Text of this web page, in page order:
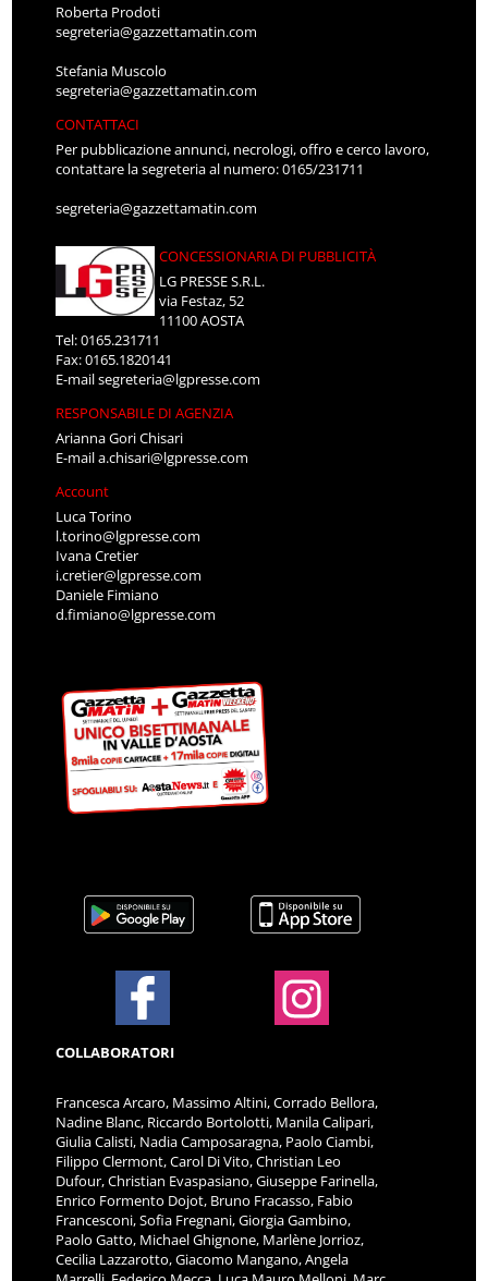
Roberta Prodoti
segreteria@gazzettamatin.com
Stefania Muscolo
segreteria@gazzettamatin.com
CONTATTACI
Per pubblicazione annunci, necrologi, offro e cerco lavoro,
contattare la segreteria al numero: 0165/231711
segreteria@gazzettamatin.com
CONCESSIONARIA DI PUBBLICITÀ
LG PRESSE S.R.L.
via Festaz, 52
11100 AOSTA
Tel: 0165.231711
Fax: 0165.1820141
E-mailsegreteria@lgpresse.com
RESPONSABILE DI AGENZIA
Arianna Gori Chisari
E-maila.chisari@lgpresse.com
Account
Luca Torino
l.torino@lgpresse.com
Ivana Cretier
i.cretier@lgpresse.com
Daniele Fimiano
d.fimiano@lgpresse.com
COLLABORATORI
Francesca Arcaro, Massimo Altini, Corrado Bellora,
Nadine Blanc, Riccardo Bortolotti, Manila Calipari,
Giulia Calisti, Nadia Camposaragna, Paolo Ciambi,
Filippo Clermont, Carol Di Vito, Christian Leo
Dufour, Christian Evaspasiano, Giuseppe Farinella,
Enrico Formento Dojot, Bruno Fracasso, Fabio
Francesconi, Sofia Fregnani, Giorgia Gambino,
Paolo Gatto, Michael Ghignone, Marlène Jorrioz,
Cecilia Lazzarotto, Giacomo Mangano, Angela